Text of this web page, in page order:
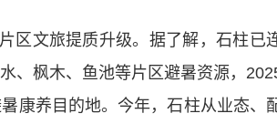
文旅提质升级。据了解，石柱已
、枫木、鱼池等片区避暑资源，
康养目的地。今年，石柱从业态、